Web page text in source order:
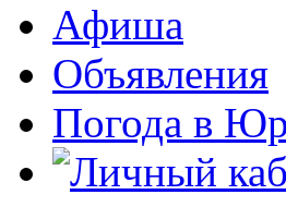
Афиша
Объявления
Погода в